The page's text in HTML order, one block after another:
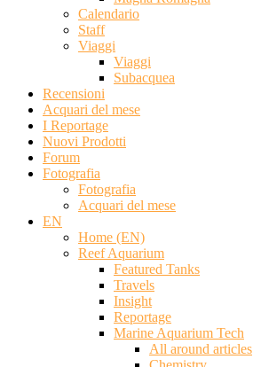
Calendario
Staff
Viaggi
Viaggi
Subacquea
Recensioni
Acquari del mese
I Reportage
Nuovi Prodotti
Forum
Fotografia
Fotografia
Acquari del mese
EN
Home (EN)
Reef Aquarium
Featured Tanks
Travels
Insight
Reportage
Marine Aquarium Tech
All around articles